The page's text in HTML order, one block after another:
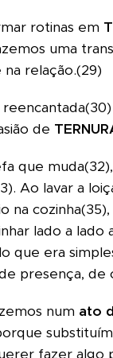
rotinas em
uma
relação.(29)
de
que
Ao lavar a
na
lado a lado
que era
presença, de
num ato
fazer algo